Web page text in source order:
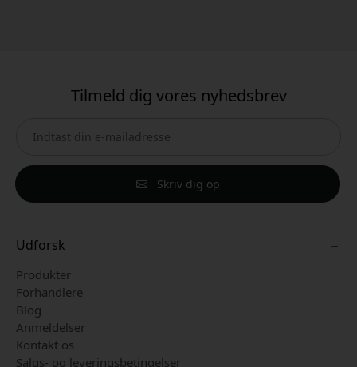
Tilmeld dig vores nyhedsbrev
Skriv dig op
Udforsk
Produkter
Forhandlere
Blog
Anmeldelser
Kontakt os
Salgs- og leveringsbetingelser